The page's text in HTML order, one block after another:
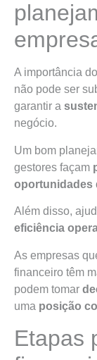
A importância do
não pode ser
garantir a
negócio.
Um bom
gestores façam
oportunidades
Além disso,
eficiência
As empresas
financeiro têm
podem tomar
uma posição
Etapas